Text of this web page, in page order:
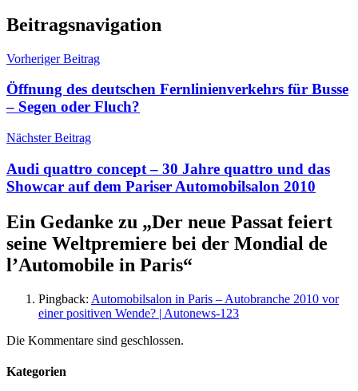
Beitragsnavigation
Vorheriger Beitrag
Öffnung des deutschen Fernlinienverkehrs für Busse
– Segen oder Fluch?
Nächster Beitrag
Audi quattro concept – 30 Jahre quattro und das
Showcar auf dem Pariser Automobilsalon 2010
Ein Gedanke zu „Der neue Passat feiert
seine Weltpremiere bei der Mondial de
l’Automobile in Paris“
Pingback: Automobilsalon in Paris – Autobranche 2010 vor
einer positiven Wende? | Autonews-123
Die Kommentare sind geschlossen.
Kategorien